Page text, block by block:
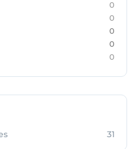
0
0
0
0
0
31